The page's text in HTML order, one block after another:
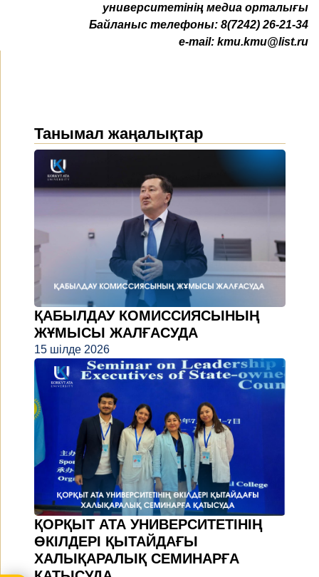
университетінің медиа орталығы
Байланыс телефоны: 8(7242) 26-21-34
e-mail: kmu.kmu@list.ru
Танымал жаңалықтар
ҚАБЫЛДАУ КОМИССИЯСЫНЫҢ
ЖҰМЫСЫ ЖАЛҒАСУДА
15 шілде 2026
ҚОРҚЫТ АТА УНИВЕРСИТЕТІНІҢ
ӨКІЛДЕРІ ҚЫТАЙДАҒЫ
ХАЛЫҚАРАЛЫҚ СЕМИНАРҒА